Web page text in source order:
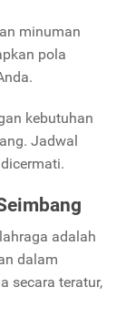
minuman
pola
kebutuhan
Jadwal
adalah
dalam
secara teratur,